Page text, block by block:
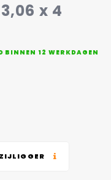
x 4
BINNEN 12 WERKDAGEN